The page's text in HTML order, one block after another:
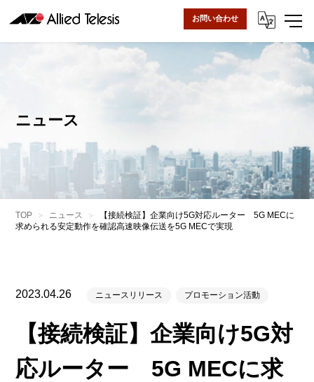
お問い合わせ
ニュース
TOP ニュース
【接続検証】企業向け5G対応ルーター 5G MECに
求められる安定動作を確認高速映像伝送を5G MECで実現
2023.04.26 ニュースリリース プロモーション活動
【接続検証】企業向け5G対
応ルーター 5G MECに求